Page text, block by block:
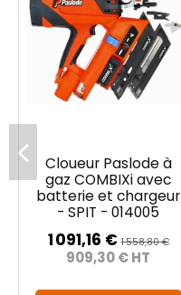
Cloueur Paslode à
gaz COMBIXi avec
batterie et chargeur
- SPIT - 014005
1 091,16 €1 558,80 €
909,30 € HT